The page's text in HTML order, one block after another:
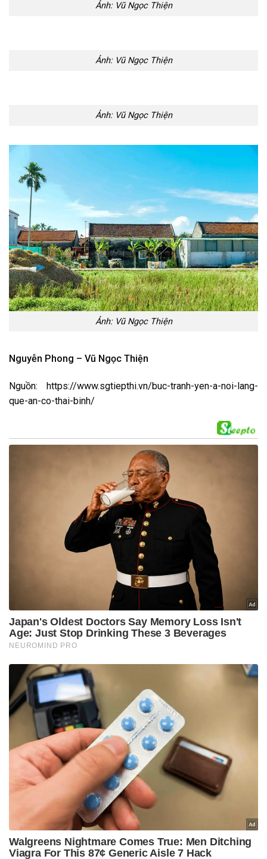
Ảnh: Vũ Ngọc Thiện
Ảnh: Vũ Ngọc Thiện
Ảnh: Vũ Ngọc Thiện
Ảnh: Vũ Ngọc Thiện
Nguyễn Phong – Vũ Ngọc Thiện
Nguồn: https://www.sgtiepthi.vn/buc-tranh-yen-a-noi-lang-
que-an-co-thai-binh/